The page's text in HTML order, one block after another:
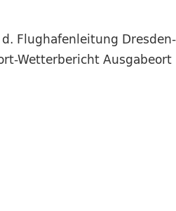
Flughafenleitung
Wetterbericht Ausgabeort